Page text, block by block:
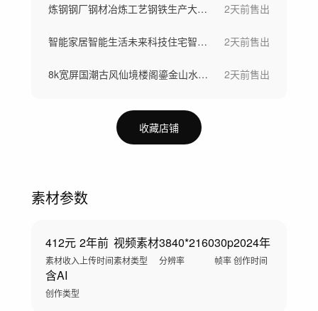
炼钢钢厂钢材冶炼工艺钢铁生产大型工厂航拍 2天前售出
智能家居智能生活未来科技住宅智慧社区 2天前售出
8k宽屏国潮古风仙境楼阁鎏金山水仙鹤背景 2天前售出
收藏店铺
素材参数
412元
素材收入
2年前
上传时间
视频素材
素材类型
3840*2160
分辨率
30p
帧率
2024年
创作时间
含AI
创作类型